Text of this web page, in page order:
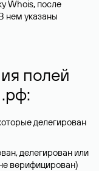
Whois, после
нем указаны
полей
делегирован
делегирован или
верифицирован)